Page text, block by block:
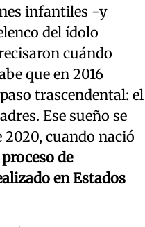
infantiles -y
del ídolo
cuándo
que en 2016
trascendental: el
Ese sueño se
2020, cuando nació
de
en Estados